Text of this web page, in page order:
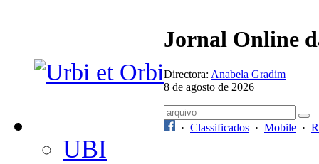
Jornal Online
Directora: Anabela Gradim
8 de agosto de 2026
· Classificados · Mobile ·
UBI